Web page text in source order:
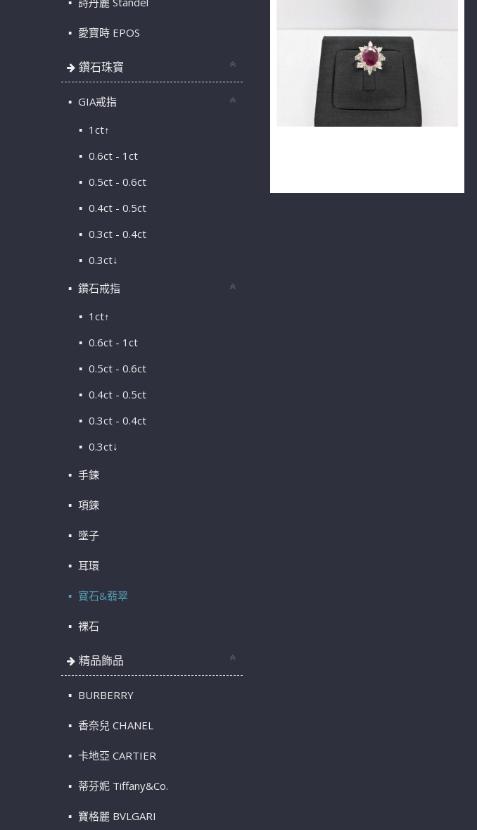
愛寶時 EPOS
鑽石珠寶
GIA戒指
1ct↑
0.6ct - 1ct
0.5ct - 0.6ct
0.4ct - 0.5ct
0.3ct - 0.4ct
0.3ct↓
鑽石戒指
1ct↑
0.6ct - 1ct
0.5ct - 0.6ct
0.4ct - 0.5ct
0.3ct - 0.4ct
0.3ct↓
手鍊
項鍊
墜子
耳環
寶石&翡翠
裸石
精品飾品
BURBERRY
香奈兒 CHANEL
卡地亞 CARTIER
蒂芬妮 Tiffany&Co.
寶格麗 BVLGARI